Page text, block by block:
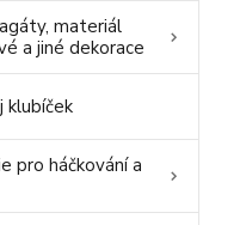
materiál
a jiné dekorace
klubíček
pro háčkování a